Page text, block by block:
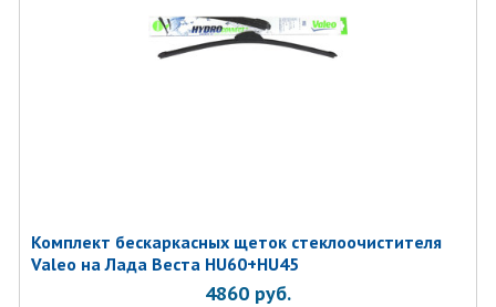
Комплект бескаркасных щеток стеклоочистителя
Valeo на Лада Веста HU60+HU45
4860 руб.